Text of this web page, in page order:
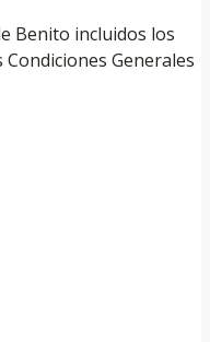
Benito incluidos los
Condiciones Generales